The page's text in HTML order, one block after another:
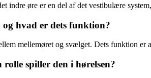
indre øre er en del af det vestibulære
hvad er dets funktion?
mellemøret og svælget. Dets funktion
spiller den i hørelsen?